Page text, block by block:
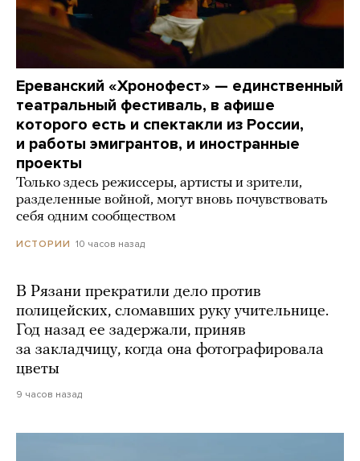
Ереванский «Хронофест» — единственный
театральный фестиваль, в афише
которого есть и спектакли из России,
и работы эмигрантов, и иностранные
проекты
Только здесь режиссеры, артисты и зрители,
разделенные войной, могут вновь почувствовать
себя одним сообществом
ИСТОРИИ 10 часов назад
В Рязани прекратили дело против
полицейских, сломавших руку учительнице.
Год назад ее задержали, приняв
за закладчицу, когда она фотографировала
цветы
9 часов назад